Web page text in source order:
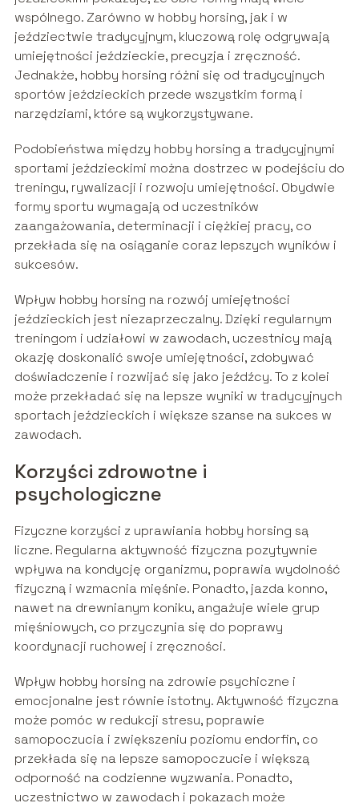
wspólnego. Zarówno w hobby horsing, jak i w
jeździectwie tradycyjnym, kluczową rolę odgrywają
umiejętności jeździeckie, precyzja i zręczność.
Jednakże, hobby horsing różni się od tradycyjnych
sportów jeździeckich przede wszystkim formą i
narzędziami, które są wykorzystywane.
Podobieństwa między hobby horsing a tradycyjnymi
sportami jeździeckimi można dostrzec w podejściu do
treningu, rywalizacji i rozwoju umiejętności. Obydwie
formy sportu wymagają od uczestników
zaangażowania, determinacji i ciężkiej pracy, co
przekłada się na osiąganie coraz lepszych wyników i
sukcesów.
Wpływ hobby horsing na rozwój umiejętności
jeździeckich jest niezaprzeczalny. Dzięki regularnym
treningom i udziałowi w zawodach, uczestnicy mają
okazję doskonalić swoje umiejętności, zdobywać
doświadczenie i rozwijać się jako jeźdźcy. To z kolei
może przekładać się na lepsze wyniki w tradycyjnych
sportach jeździeckich i większe szanse na sukces w
zawodach.
Korzyści zdrowotne i
psychologiczne
Fizyczne korzyści z uprawiania hobby horsing są
liczne. Regularna aktywność fizyczna pozytywnie
wpływa na kondycję organizmu, poprawia wydolność
fizyczną i wzmacnia mięśnie. Ponadto, jazda konno,
nawet na drewnianym koniku, angażuje wiele grup
mięśniowych, co przyczynia się do poprawy
koordynacji ruchowej i zręczności.
Wpływ hobby horsing na zdrowie psychiczne i
emocjonalne jest równie istotny. Aktywność fizyczna
może pomóc w redukcji stresu, poprawie
samopoczucia i zwiększeniu poziomu endorfin, co
przekłada się na lepsze samopoczucie i większą
odporność na codzienne wyzwania. Ponadto,
uczestnictwo w zawodach i pokazach może